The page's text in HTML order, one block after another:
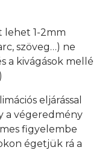
lehet 1-2mm
szöveg…) ne
a kivágások mellé
eljárással
a végeredmény
figyelembe
égetjük rá a